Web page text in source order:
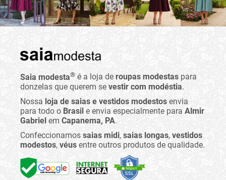
Saia modesta® é a loja de roupas modestas para
donzelas que querem se vestir com modéstia.
Nossa loja de saias e vestidos modestos envia
para todo o Brasil e envia especialmente para Almir
Gabriel em Capanema, PA.
Confeccionamos saias midi, saias longas, vestidos
modestos, véus entre outros produtos de qualidade.